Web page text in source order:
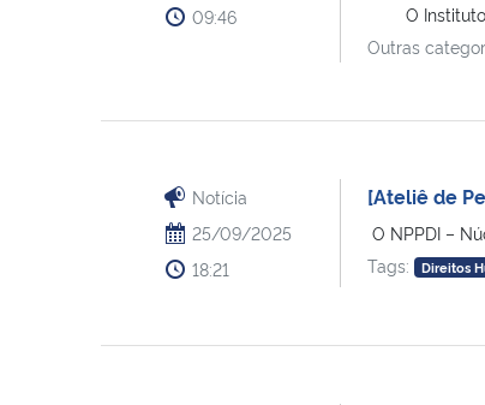
09:46
O Instituto
Outras
Notícia
25/09/2025
18:21
[Ateliê de
O NPPDI –
Tags:
Direitos